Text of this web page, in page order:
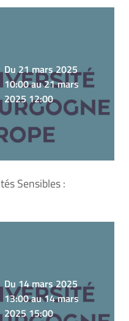
Du 21 mars 2025
10:00 au 21 mars
2025 12:00
Sensibles :
Du 14 mars 2025
13:00 au 14 mars
2025 15:00